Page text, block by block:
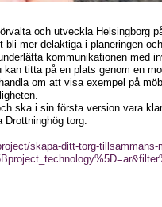
och utveckla Helsingborg
bli mer delaktiga i planeringen
kommunikationen med
kan titta på en plats genom en
om att visa exempel på
ska i sin första version vara
torg.
skapa-ditt-torg-tillsammans-